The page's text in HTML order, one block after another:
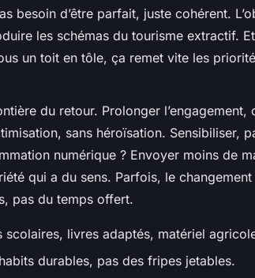
besoin d’être parfait, juste cohérent.
les schémas du tourisme extractif.
un toit en tôle, ça remet vite les
du retour. Prolonger l’engagement,
sans héroïsation. Sensibiliser,
numérique ? Envoyer moins de
qui a du sens. Parfois, le
pas du temps offert.
scolaires, livres adaptés, matériel
durables, pas des fripes jetables.